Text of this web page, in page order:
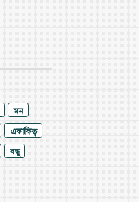
মন
একাকিত্ব
বন্ধু